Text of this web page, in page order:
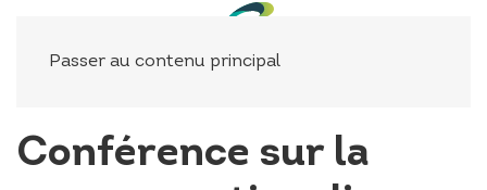
Passer au contenu principal
Conférence sur la
Panneau de gestion des cookies